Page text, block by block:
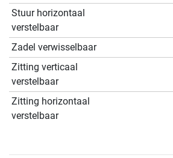
Stuur horizontaal
verstelbaar
Zadel verwisselbaar
Zitting verticaal
verstelbaar
Zitting horizontaal
verstelbaar